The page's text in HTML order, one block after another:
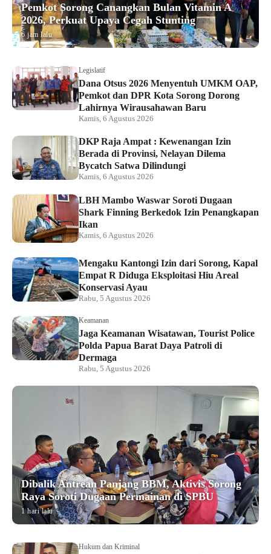
Pemkot Sorong Canangkan Bulan Vitamin A
2026, Perkuat Upaya Cegah Stunting
6 jam lalu
Legislatif
Dana Otsus 2026 Menyentuh UMKM OAP,
Pemkot dan DPR Kota Sorong Dorong
Lahirnya Wirausahawan Baru
Kamis, 6 Agustus 2026
DKP Raja Ampat : Kewenangan Izin
Berada di Provinsi, Nelayan Dilema
Bycatch Satwa Dilindungi
Kamis, 6 Agustus 2026
LBH Mambo Waswar Soroti Dugaan
Shark Finning Berkedok Izin Penangkapan
Ikan
Kamis, 6 Agustus 2026
Mengaku Kantongi Izin dari Sorong, Kapal
Empat R Diduga Eksploitasi Hiu Areal
Konservasi Ayau
Rabu, 5 Agustus 2026
Keamanan
Jaga Keamanan Wisatawan, Tourist Police
Polda Papua Barat Daya Patroli di
Dermaga
Rabu, 5 Agustus 2026
Dibalik Antrean Panjang BBM, Aktivis Sorong
Raya Soroti Dugaan Permainan di SPBU
1 hari lalu
Hukum dan Kriminal